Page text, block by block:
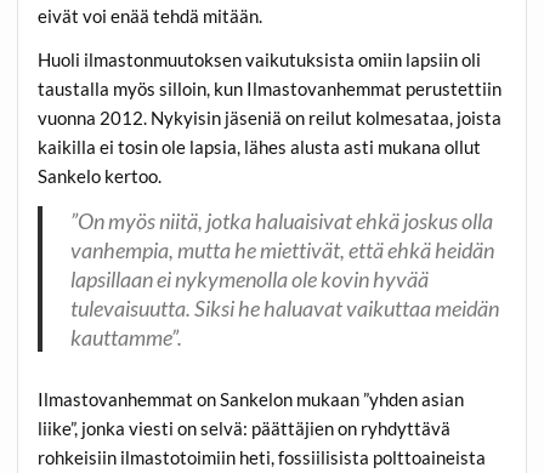
eivät voi enää tehdä mitään.
Huoli ilmastonmuutoksen vaikutuksista omiin lapsiin oli
taustalla myös silloin, kun Ilmastovanhemmat perustettiin
vuonna 2012. Nykyisin jäseniä on reilut kolmesataa, joista
kaikilla ei tosin ole lapsia, lähes alusta asti mukana ollut
Sankelo kertoo.
”On myös niitä, jotka haluaisivat ehkä joskus olla
vanhempia, mutta he miettivät, että ehkä heidän
lapsillaan ei nykymenolla ole kovin hyvää
tulevaisuutta. Siksi he haluavat vaikuttaa meidän
kauttamme”.
Ilmastovanhemmat on Sankelon mukaan ”yhden asian
liike”, jonka viesti on selvä: päättäjien on ryhdyttävä
rohkeisiin ilmastotoimiin heti, fossiilisista polttoaineista